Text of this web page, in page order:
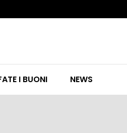
I BUONI NEWS